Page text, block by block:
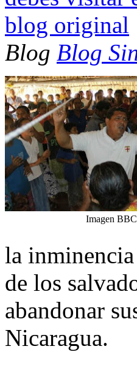
Blog Blog
Imagen
la
de los
abandonar
Nicaragua.